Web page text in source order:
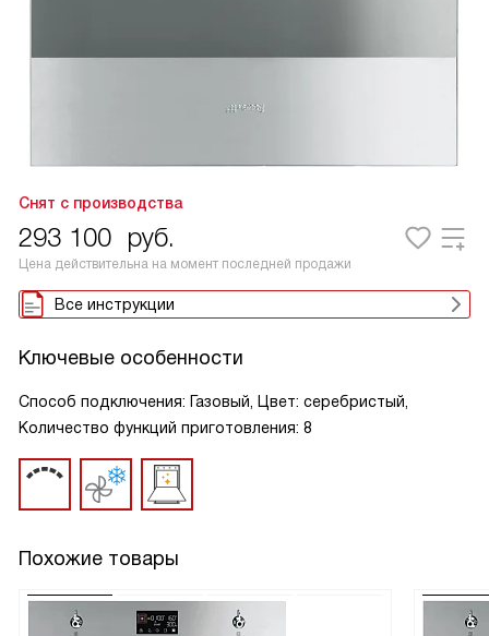
Снят с производства
293 100 руб.
Цена действительна на момент последней продажи
Все инструкции
Ключевые особенности
Способ подключения: Газовый, Цвет: серебристый,
Количество функций приготовления: 8
Похожие товары